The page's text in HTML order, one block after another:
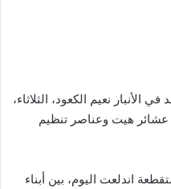
نعيم الكعود، الثلاثاء،
عشائر هيت وعناصر تنظيم
اندلعت اليوم، بين أبناء